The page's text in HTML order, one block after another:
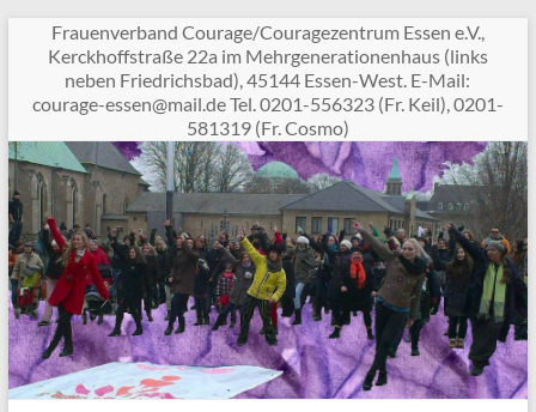
Inhalt
springen
Frauenverband Courage/Couragezentrum Essen e.V.,
Kerckhoffstraße 22a im Mehrgenerationenhaus (links
neben Friedrichsbad), 45144 Essen-West. E-Mail:
ed.li
am@ne
sse-e
garuo
c
Tel. 0201-556323 (Fr. Keil), 0201-
581319 (Fr. Cosmo)